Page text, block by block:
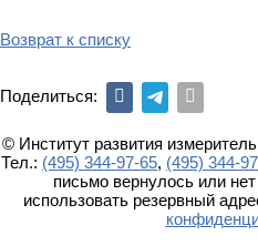
Возврат к списку
Поделиться:
© Институт развития
Тел.: (495) 344-97-65, (495) 344-
письмо вернулось или
использовать резервный